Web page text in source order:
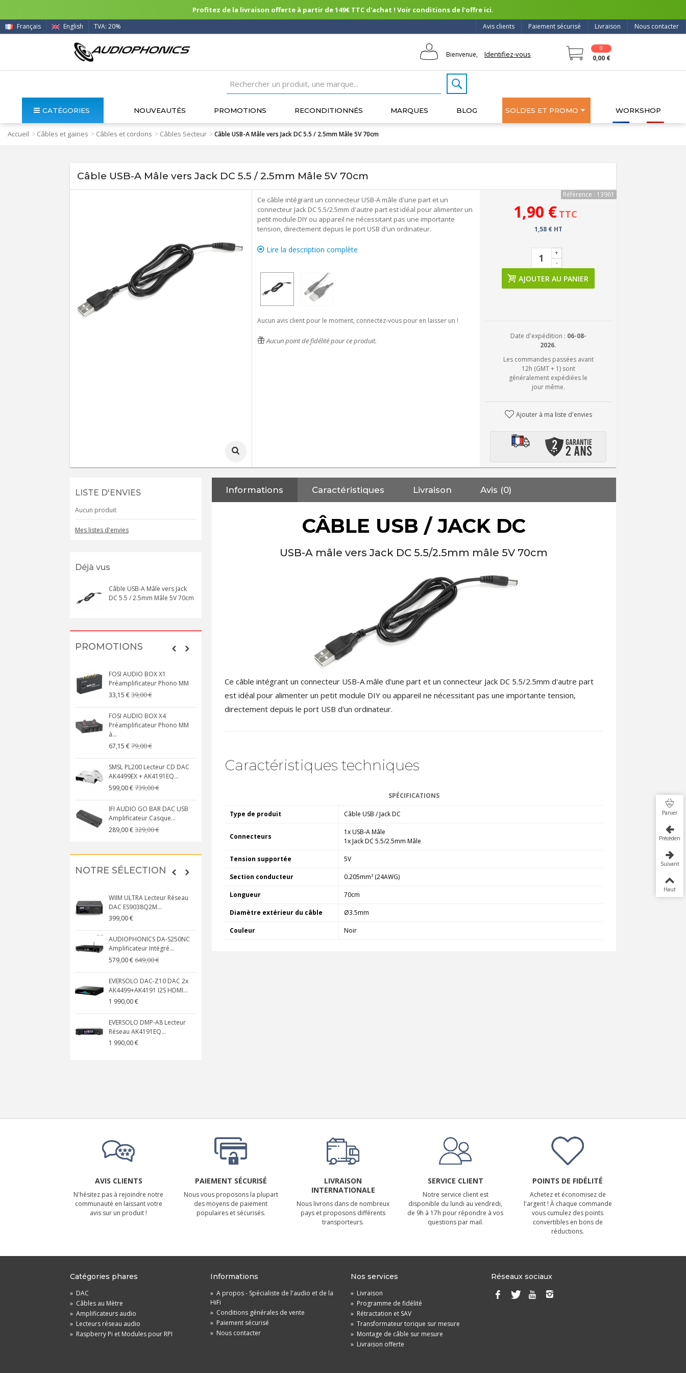
Profitez de la livraison offerte à partir de 149€ TTC d'achat ! Voir conditions de l'offre ici.
Nous contacter
Livraison
Paiement sécurisé
Avis clients
Français English TVA: 20%
Bienvenue, Identifiez-vous
0
0,00 €
CATÉGORIES NOUVEAUTÉS PROMOTIONS RECONDITIONNÉS MARQUES BLOG SOLDES ET PROMO WORKSHOP
Accueil > Câbles et gaines > Câbles et cordons > Câbles Secteur >Câble USB-A Mâle vers Jack DC 5.5 / 2.5mm Mâle 5V 70cm
Câble USB-A Mâle vers Jack DC 5.5 / 2.5mm Mâle 5V 70cm
Ce câble intégrant un connecteur USB-A mâle d'une part et un
connecteur Jack DC 5.5/2.5mm d'autre part est idéal pour alimenter un
petit module DIY ou appareil ne nécessitant pas une importante
tension, directement depuis le port USB d'un ordinateur.
Lire la description complète
Aucun avis client pour le moment, connectez-vous pour en laisser un !
Aucun point de fidélité pour ce produit.
Référence : 13961
1,90 € TTC
1,58 € HT
-
+
AJOUTER AU PANIER
Date d'expédition : 06-08-
2026.
Les commandes passées avant
12h (GMT + 1) sont
généralement expédiées le
jour même.
Ajouter à ma liste d'envies
LISTE D'ENVIES
Aucun produit
Mes listes d'envies
Déjà vus
Câble USB-A Mâle vers Jack
DC 5.5 / 2.5mm Mâle 5V 70cm
PROMOTIONS
FOSI AUDIO BOX X1
Préamplificateur Phono MM
33,15 €39,00 €
FOSI AUDIO BOX X4
Préamplificateur Phono MM
à...
67,15 €79,00 €
SMSL PL200 Lecteur CD DAC
AK4499EX + AK4191EQ...
599,00 €739,00 €
IFI AUDIO GO BAR DAC USB
Amplificateur Casque...
289,00 €329,00 €
XLR Femelle 3 Pôles...
4,30 €4,95 €
[GRADE B] DAYTON AUDIO
AUDIOPHONICS DA-S250NC
Amplificateur Intégré...
135,99 €
159,99 €
NOTRE SÉLECTION
WIIM ULTRA Lecteur Réseau
DAC ES9038Q2M...
399,00 €
AUDIOPHONICS DA-S250NC
Amplificateur Intégré...
579,00 €649,00 €
EVERSOLO DAC-Z10 DAC 2x
AK4499+AK4191 I2S HDMI...
1 990,00 €
EVERSOLO DMP-A8 Lecteur
Réseau AK4191EQ...
1 990,00 €
AUDIOPHONICS DAW-S250NC
Informations Caractéristiques Livraison Avis (0)
CÂBLE USB / JACK DC
USB-A mâle vers Jack DC 5.5/2.5mm mâle 5V 70cm
Ce câble intégrant un connecteur USB-A mâle d'une part et un connecteur Jack DC 5.5/2.5mm d'autre part
est idéal pour alimenter un petit module DIY ou appareil ne nécessitant pas une importante tension,
directement depuis le port USB d'un ordinateur.
Caractéristiques techniques
SPÉCIFICATIONS
Type de produit Câble USB / Jack DC
Connecteurs
1x USB-A Mâle
1x Jack DC 5.5/2.5mm Mâle
Tension supportée 5V
Section conducteur 0.205mm² (24AWG)
Longueur 70cm
Diamètre extérieur du câble Ø3.5mm
Couleur Noir
AVIS CLIENTS
N'hésitez pas à rejoindre notre
communauté en laissant votre
avis sur un produit !
PAIEMENT SÉCURISÉ
Nous vous proposons la plupart
des moyens de paiement
populaires et sécurisés.
LIVRAISON
INTERNATIONALE
Nous livrons dans de nombreux
pays et proposons différents
transporteurs.
SERVICE CLIENT
Notre service client est
disponible du lundi au vendredi,
de 9h à 17h pour répondre à vos
questions par mail.
POINTS DE FIDÉLITÉ
Achetez et économisez de
l'argent ! À chaque commande
vous cumulez des points
convertibles en bons de
réductions.
Catégories phares
» DAC
» Câbles au Mètre
» Amplificateurs audio
» Lecteurs réseau audio
» Raspberry Pi et Modules pour RPI
Informations
» A propos - Spécialiste de l'audio et de la
HiFi
» Conditions générales de vente
» Paiement sécurisé
» Nous contacter
Nos services
» Livraison
» Programme de fidélité
» Rétractation et SAV
» Transformateur torique sur mesure
» Montage de câble sur mesure
» Livraison offerte
Réseaux sociaux
Panier
Précédent
Suivant
Haut